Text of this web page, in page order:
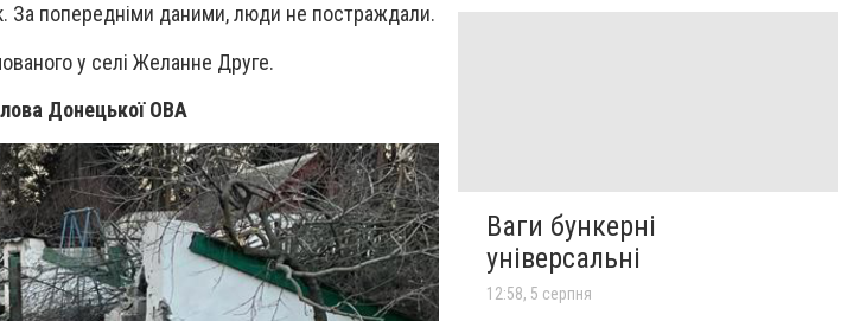
За попередніми даними, люди не постраждали.
у селі Желанне Друге.
Донецької ОВА
Ваги бункерні
універсальні
12:58, 5 серпня